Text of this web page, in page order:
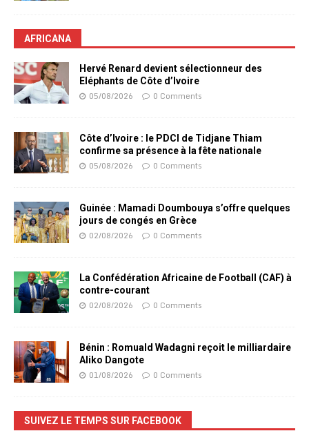
AFRICANA
Hervé Renard devient sélectionneur des
Eléphants de Côte d’Ivoire
05/08/2026 0 Comments
Côte d’Ivoire : le PDCI de Tidjane Thiam
confirme sa présence à la fête nationale
05/08/2026 0 Comments
Guinée : Mamadi Doumbouya s’offre quelques
jours de congés en Grèce
02/08/2026 0 Comments
La Confédération Africaine de Football (CAF) à
contre-courant
02/08/2026 0 Comments
Bénin : Romuald Wadagni reçoit le milliardaire
Aliko Dangote
01/08/2026 0 Comments
SUIVEZ LE TEMPS SUR FACEBOOK